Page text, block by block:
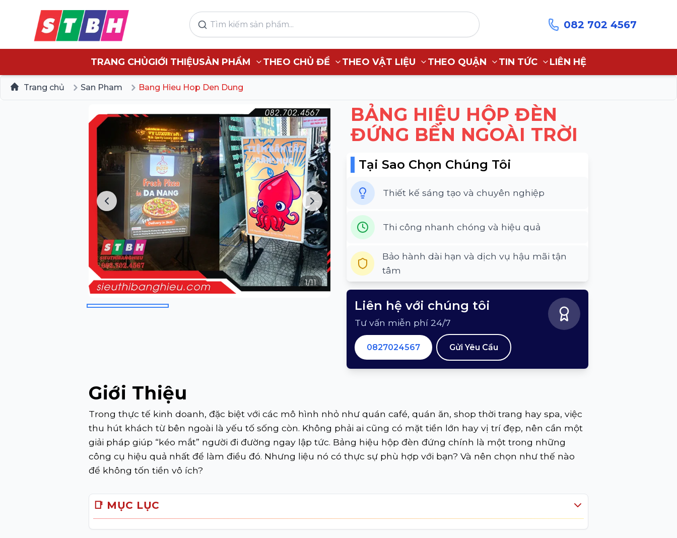
082 702 4567
TRANG CHỦGIỚI THIỆUSẢN PHẨM THEO CHỦ ĐỀ THEO VẬT LIỆU THEO QUẬN TIN TỨC LIÊN HỆ
Trang chủ San Pham Bang Hieu Hop Den Dung
BẢNG HIỆU HỘP ĐÈN
ĐỨNG BỀN NGOÀI TRỜI
Tại Sao Chọn Chúng Tôi
Thiết kế sáng tạo và chuyên nghiệp
Thi công nhanh chóng và hiệu quả
Bảo hành dài hạn và dịch vụ hậu mãi tận
tâm
Liên hệ với chúng tôi
Tư vấn miễn phí 24/7
0827024567 Gửi Yêu Cầu
1/11
Giới Thiệu
Trong thực tế kinh doanh, đặc biệt với các mô hình nhỏ như quán café, quán ăn, shop thời trang hay spa, việc
thu hút khách từ bên ngoài là yếu tố sống còn. Không phải ai cũng có mặt tiền lớn hay vị trí đẹp, nên cần một
giải pháp giúp “kéo mắt” người đi đường ngay lập tức. Bảng hiệu hộp đèn đứng chính là một trong những
công cụ hiệu quả nhất để làm điều đó. Nhưng liệu nó có thực sự phù hợp với bạn? Và nên chọn như thế nào
để không tốn tiền vô ích?
📑 MỤC LỤC